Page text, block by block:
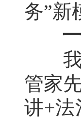
务”新
管家
讲+法